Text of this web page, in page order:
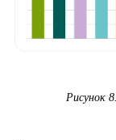
Рисунок